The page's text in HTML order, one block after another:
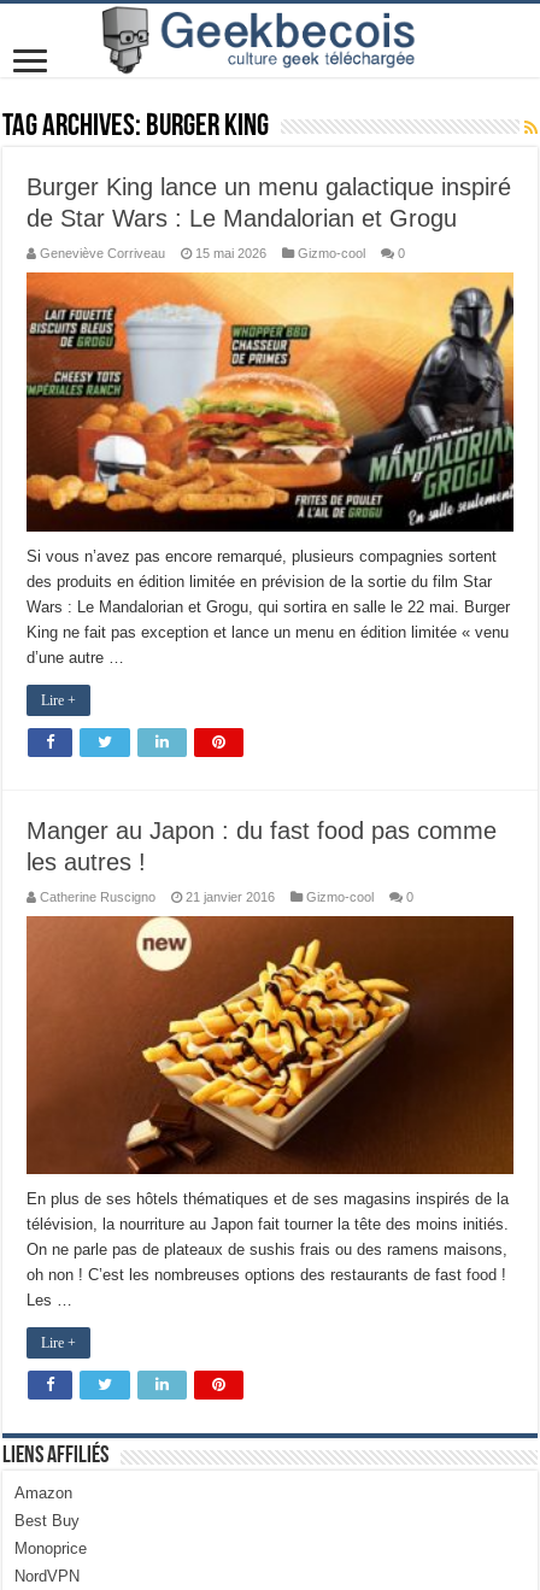
Tag Archives: Burger King
Burger King lance un menu galactique inspiré
de Star Wars : Le Mandalorian et Grogu
Geneviève Corriveau 15 mai 2026 Gizmo-cool 0
Si vous n’avez pas encore remarqué, plusieurs compagnies sortent
des produits en édition limitée en prévision de la sortie du film Star
Wars : Le Mandalorian et Grogu, qui sortira en salle le 22 mai. Burger
King ne fait pas exception et lance un menu en édition limitée « venu
d’une autre …
Lire +
Manger au Japon : du fast food pas comme
les autres !
Catherine Ruscigno 21 janvier 2016 Gizmo-cool 0
En plus de ses hôtels thématiques et de ses magasins inspirés de la
télévision, la nourriture au Japon fait tourner la tête des moins initiés.
On ne parle pas de plateaux de sushis frais ou des ramens maisons,
oh non ! C’est les nombreuses options des restaurants de fast food !
Les …
Lire +
Liens Affiliés
Amazon
Best Buy
Monoprice
NordVPN